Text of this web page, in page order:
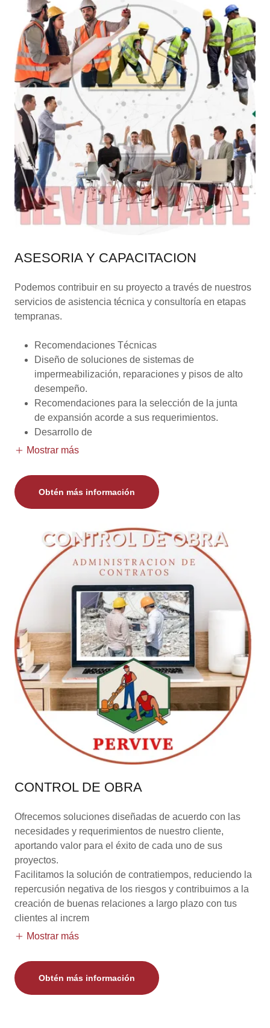
ASESORIA Y CAPACITACION
Podemos contribuir en su proyecto a través de nuestros
servicios de asistencia técnica y consultoría en etapas
tempranas.
Recomendaciones Técnicas
Diseño de soluciones de sistemas de
impermeabilización, reparaciones y pisos de alto
desempeño.
Recomendaciones para la selección de la junta
de expansión acorde a sus requerimientos.
Desarrollo de
Mostrar más
Obtén más información
CONTROL DE OBRA
Ofrecemos soluciones diseñadas de acuerdo con las
necesidades y requerimientos de nuestro cliente,
aportando valor para el éxito de cada uno de sus
proyectos.
Facilitamos la solución de contratiempos, reduciendo la
repercusión negativa de los riesgos y contribuimos a la
creación de buenas relaciones a largo plazo con tus
clientes al increm
Mostrar más
Obtén más información